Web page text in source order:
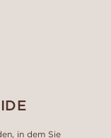
in dem Sie